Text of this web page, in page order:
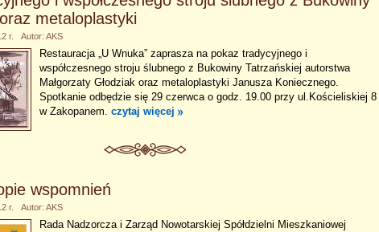
metaloplastyki
r. Autor: AKS
Restauracja „U Wnuka” zaprasza na pokaz tradycyjnego i
współczesnego stroju ślubnego z Bukowiny Tatrzańskiej autorstwa
Małgorzaty Głodziak oraz metaloplastyki Janusza Koniecznego.
Spotkanie odbędzie się 29 czerwca o godz. 19.00 przy ul.Kościeliskiej 8
w Zakopanem. czytaj więcej
wspomnień
r. Autor: AKS
Rada Nadzorcza i Zarząd Nowotarskiej Spółdzielni Mieszkaniowej